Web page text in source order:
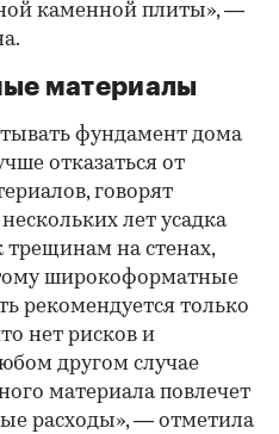
каменной плиты», —
материалы
фундамент дома
отказаться от
говорят
лет усадка
на стенах,
широкоформатные
рекомендуется только
нет рисков и
другом случае
материала повлечет
расходы», — отметила